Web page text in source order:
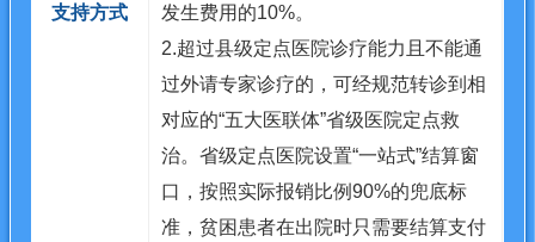
支持方式
发生费用的10%。
2.超过县级定点医院诊疗能力且不能通
过外请专家诊疗的，可经规范转诊到相
对应的“五大医联体”省级医院定点救
治。省级定点医院设置“一站式”结算窗
口，按照实际报销比例90%的兜底标
准，贫困患者在出院时只需要结算支付